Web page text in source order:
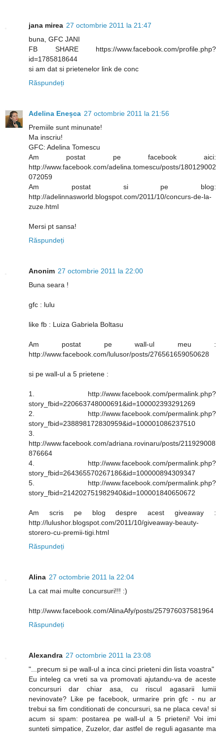
jana mirea 27 octombrie 2011 la 21:47
buna, GFC JANI
FB SHARE https://www.facebook.com/profile.php?
id=1785818644
si am dat si prietenelor link de conc
Răspundeți
Adelina Eneșca 27 octombrie 2011 la 21:56
Premiile sunt minunate!
Ma inscriu!
GFC: Adelina Tomescu
Am postat pe facebook aici:
http://www.facebook.com/adelina.tomescu/posts/180129002
072059
Am postat si pe blog:
http://adelinnasworld.blogspot.com/2011/10/concurs-de-la-
zuze.html
Mersi pt sansa!
Răspundeți
Anonim 27 octombrie 2011 la 22:00
Buna seara !
gfc : lulu
like fb : Luiza Gabriela Boltasu
Am postat pe wall-ul meu :
http://www.facebook.com/lulusor/posts/276561659050628
si pe wall-ul a 5 prietene :
1. http://www.facebook.com/permalink.php?
story_fbid=220663748000691&id=100002393291269
2. http://www.facebook.com/permalink.php?
story_fbid=238898172830959&id=100001086237510
3.
http://www.facebook.com/adriana.rovinaru/posts/211929008
876664
4. http://www.facebook.com/permalink.php?
story_fbid=264365570267186&id=100000894309347
5. http://www.facebook.com/permalink.php?
story_fbid=214202751982940&id=100001840650672
Am scris pe blog despre acest giveaway :
http://lulushor.blogspot.com/2011/10/giveaway-beauty-
storero-cu-premii-tigi.html
Răspundeți
Alina 27 octombrie 2011 la 22:04
La cat mai multe concursuri!!! :)
http://www.facebook.com/AlinaAfy/posts/257976037581964
Răspundeți
Alexandra 27 octombrie 2011 la 23:08
"...precum si pe wall-ul a inca cinci prieteni din lista voastra"
Eu inteleg ca vreti sa va promovati ajutandu-va de aceste
concursuri dar chiar asa, cu riscul agasarii lumii
nevinovate? Like pe facebook, urmarire prin gfc - nu ar
trebui sa fim conditionati de concursuri, sa ne placa ceva! si
acum si spam: postarea pe wall-ul a 5 prieteni! Voi imi
sunteti simpatice, Zuzelor, dar astfel de reguli agasante ma